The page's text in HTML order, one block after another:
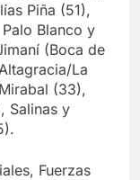
Piña (51),
Blanco y
(Boca de
La
(33),
Salinas y
Fuerzas